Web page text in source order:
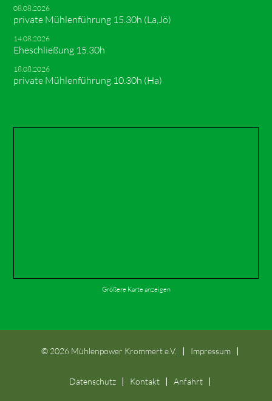
08.08.2026
private Mühlenführung 15.30h (La,Jö)
14.08.2026
Eheschließung 15.30h
18.08.2026
private Mühlenführung 10.30h (Ha)
Größere Karte anzeigen
© 2026 Mühlenpower Krommert e.V. Impressum
Datenschutz Kontakt Anfahrt